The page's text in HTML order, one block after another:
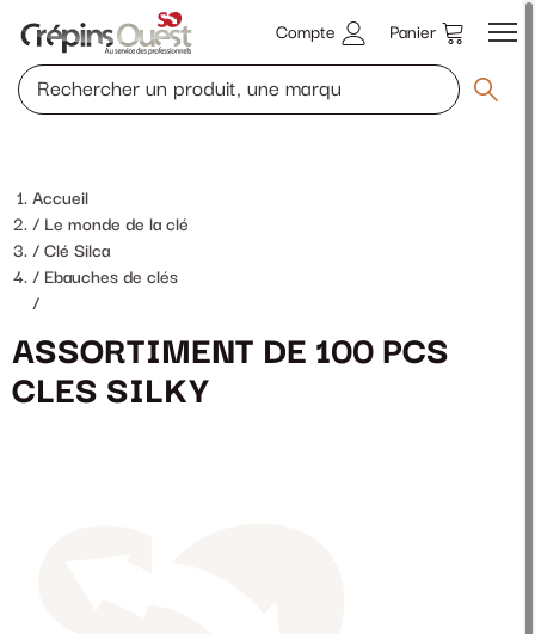
Compte Panier
Accueil
Le monde de la clé
Clé Silca
Ebauches de clés
/
ASSORTIMENT DE 100 PCS
CLES SILKY